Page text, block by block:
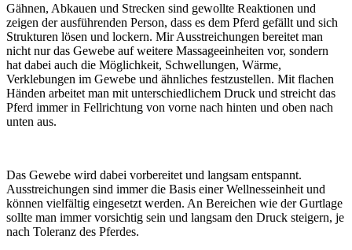
Gähnen, Abkauen und Strecken sind gewollte Reaktionen und
zeigen der ausführenden Person, dass es dem Pferd gefällt und sich
Strukturen lösen und lockern. Mir Ausstreichungen bereitet man
nicht nur das Gewebe auf weitere Massageeinheiten vor, sondern
hat dabei auch die Möglichkeit, Schwellungen, Wärme,
Verklebungen im Gewebe und ähnliches festzustellen. Mit flachen
Händen arbeitet man mit unterschiedlichem Druck und streicht das
Pferd immer in Fellrichtung von vorne nach hinten und oben nach
unten aus.
Das Gewebe wird dabei vorbereitet und langsam entspannt.
Ausstreichungen sind immer die Basis einer Wellnesseinheit und
können vielfältig eingesetzt werden. An Bereichen wie der Gurtlage
sollte man immer vorsichtig sein und langsam den Druck steigern, je
nach Toleranz des Pferdes.